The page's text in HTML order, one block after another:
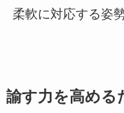
柔軟に対応する姿
諭す力を高める